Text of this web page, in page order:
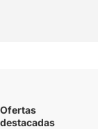
Ofertas
destacadas